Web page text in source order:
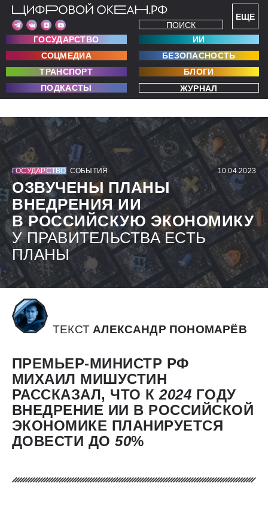
ЕЩЕ
ПОИСК
ГОСУДАРСТВО
ИИ
СОЦМЕДИА
БЕЗОПАСНОСТЬ
ТРАНСПОРТ
БЛОГИ
ПОДКАСТЫ
ЖУРНАЛ
ГОСУДАРСТВО СОБЫТИЯ 10.04.2023
ОЗВУЧЕНЫ ПЛАНЫ
ВНЕДРЕНИЯ ИИ
В РОССИЙСКУЮ ЭКОНОМИКУ
У ПРАВИТЕЛЬСТВА ЕСТЬ
ПЛАНЫ
ТЕКСТ АЛЕКСАНДР ПОНОМАРЁВ
ПРЕМЬЕР-МИНИСТР РФ
МИХАИЛ МИШУСТИН
РАССКАЗАЛ, ЧТО К2024 ГОДУ
ВНЕДРЕНИЕ ИИ В РОССИЙСКОЙ
ЭКОНОМИКЕ ПЛАНИРУЕТСЯ
ДОВЕСТИ ДО50%